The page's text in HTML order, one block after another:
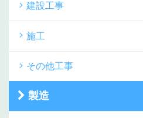
建設工事
施工
その他工事
製造